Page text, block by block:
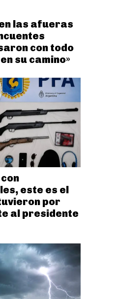
las afueras
con todo
su camino»
este es el
por
al presidente